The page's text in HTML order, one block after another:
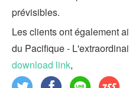
prévisibles.
Les clients ont également
du Pacifique -
download link,